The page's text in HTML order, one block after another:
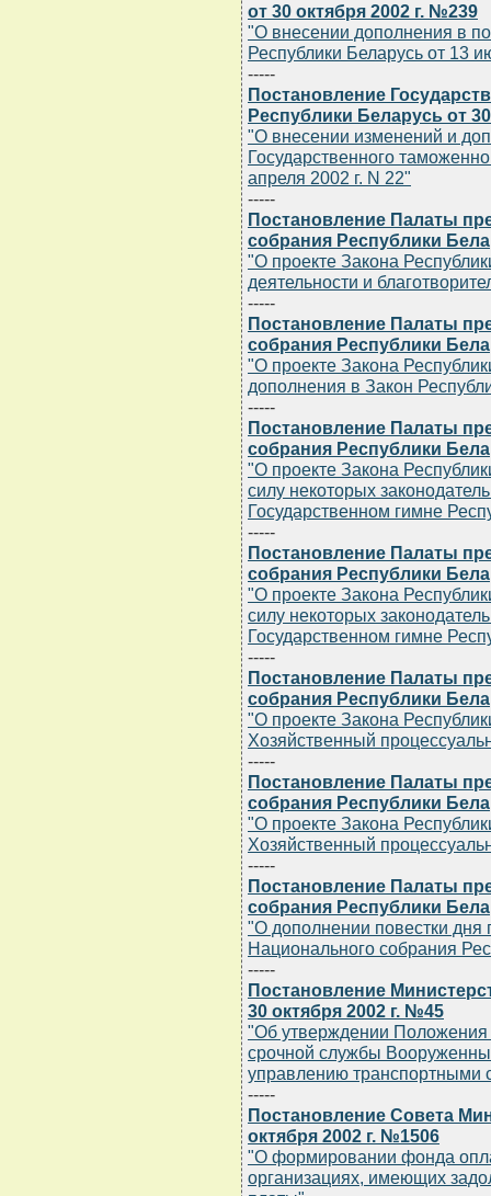
от 30 октября 2002 г. №239
"О внесении дополнения в
Республики Беларусь от 13
-----
Постановление
Республики Беларусь от
"О внесении изменений и
Государственного
апреля 2002 г. N 22"
-----
Постановление Палаты
собрания Республики
"О проекте Закона
деятельности и
-----
Постановление Палаты
собрания Республики
"О проекте Закона
дополнения в Закон
-----
Постановление Палаты
собрания Республики
"О проекте Закона
силу некоторых
Государственном гимне
-----
Постановление Палаты
собрания Республики
"О проекте Закона
силу некоторых
Государственном гимне
-----
Постановление Палаты
собрания Республики
"О проекте Закона
Хозяйственный
-----
Постановление Палаты
собрания Республики
"О проекте Закона
Хозяйственный
-----
Постановление Палаты
собрания Республики
"О дополнении повестки дня
Национального собрания
-----
Постановление
30 октября 2002 г. №45
"Об утверждении Положения
срочной службы
управлению транспортными
-----
Постановление Совета
октября 2002 г. №1506
"О формировании фонда
организациях, имеющих